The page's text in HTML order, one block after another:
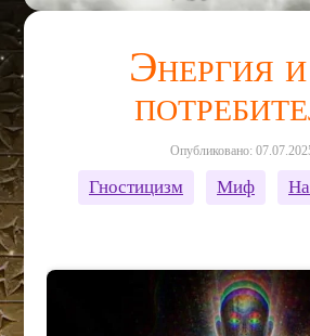
Энергия
Опубликовано:
Гностицизм Миф